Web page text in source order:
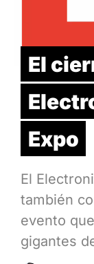
El
Expo
El
también
evento
gigantes